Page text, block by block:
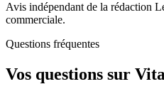
Avis indépendant de la rédaction
commerciale.
Questions fréquentes
Vos questions sur